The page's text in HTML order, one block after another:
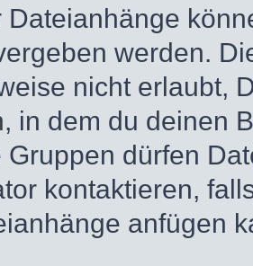
Dateianhänge
werden.
nicht erlaubt,
in dem du deinen
Gruppen dürfen
kontaktieren,
anfügen